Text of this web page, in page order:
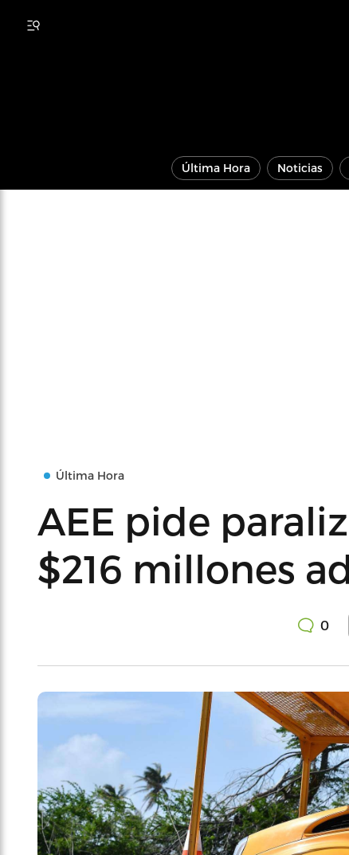
Última Hora Noticias
Última Hora
AEE pide
$216 millones
0